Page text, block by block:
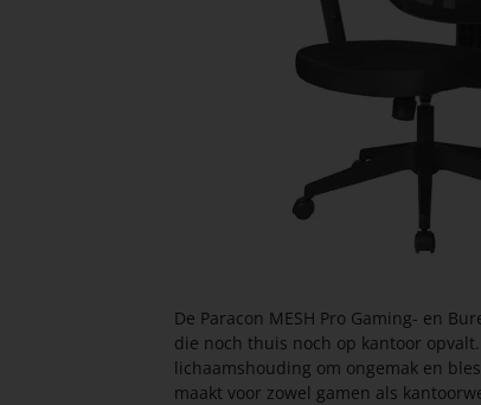
De Paracon MESH Pro Gaming- en
die noch thuis noch op kantoor
lichaamshouding om ongemak en
maakt voor zowel gamen als